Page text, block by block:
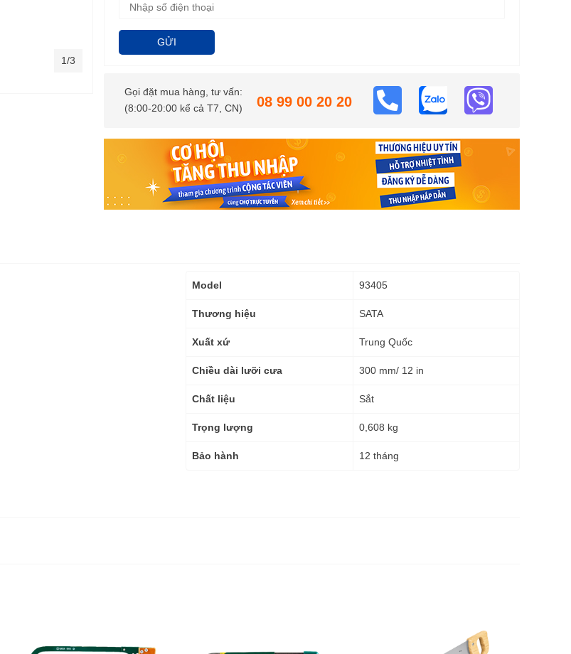
GỬI
Gọi đặt mua hàng, tư vấn:
(8:00-20:00 kể cả T7, CN)
08 99 00 20 20
1/3
Thông
kỹ
Model 93405
Thương hiệu SATA
Xuất xứ Trung Quốc
Chiều dài lưỡi cưa 300 mm/ 12 in
Chất liệu Sắt
Trọng lượng 0,608 kg
Bảo hành 12 tháng